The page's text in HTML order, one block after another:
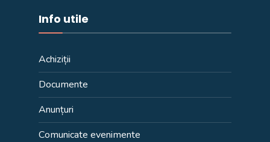
Info utile
Achiziții
Documente
Anunțuri
Comunicate evenimente